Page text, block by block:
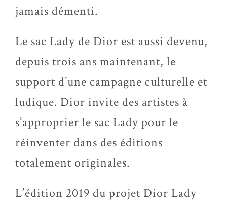
jamais démenti.
Le sac Lady de Dior est aussi devenu,
depuis trois ans maintenant, le
support d’une campagne culturelle et
ludique. Dior invite des artistes à
s’approprier le sac Lady pour le
réinventer dans des éditions
totalement originales.
L’édition 2019 du projet Dior Lady